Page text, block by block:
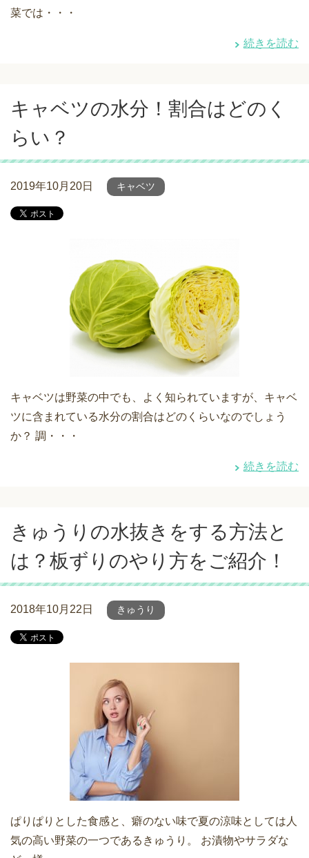
菜では・・・
続きを読む
キャベツの水分！割合はどのく
らい？
2019年10月20日 キャベツ
キャベツは野菜の中でも、よく知られていますが、キャベ
ツに含まれている水分の割合はどのくらいなのでしょう
か？ 調・・・
続きを読む
きゅうりの水抜きをする方法と
は？板ずりのやり方をご紹介！
2018年10月22日 きゅうり
ぱりぱりとした食感と、癖のない味で夏の涼味としては人
気の高い野菜の一つであるきゅうり。 お漬物やサラダな